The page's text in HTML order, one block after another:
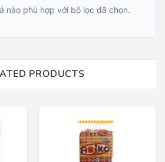
nào phù hợp với bộ lọc đã chọn.
PRODUCTS